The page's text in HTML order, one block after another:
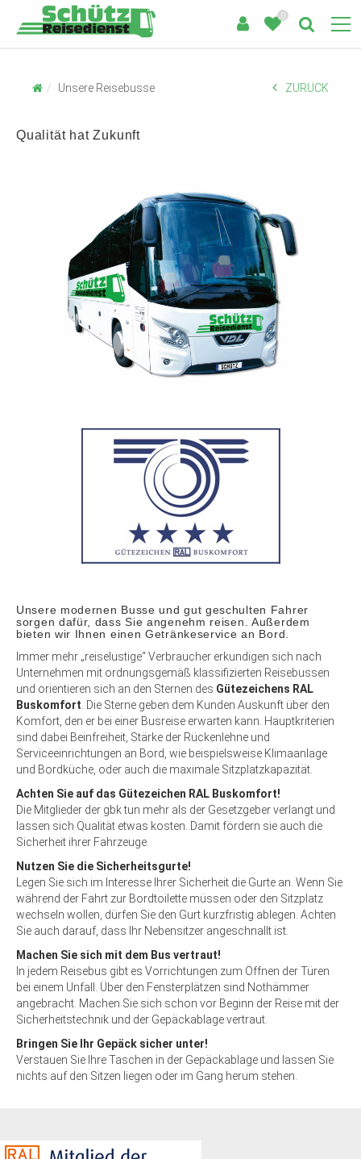
0
Unsere Reisebusse ZURÜCK
Qualität hat Zukunft
Unsere modernen Busse und gut geschulten Fahrer
sorgen dafür, dass Sie angenehm reisen. Außerdem
bieten wir Ihnen einen Getränkeservice an Bord.
Immer mehr „reiselustige“ Verbraucher erkundigen sich nach
Unternehmen mit ordnungsgemäß klassifizierten Reisebussen
und orientieren sich an den Sternen des Gütezeichens RAL
Buskomfort . Die Sterne geben dem Kunden Auskunft über den
Komfort, den er bei einer Busreise erwarten kann. Hauptkriterien
sind dabei Beinfreiheit, Stärke der Rückenlehne und
Serviceeinrichtungen an Bord, wie beispielsweise Klimaanlage
und Bordküche, oder auch die maximale Sitzplatzkapazität.
Achten Sie auf das Gütezeichen RAL Buskomfort!
Die Mitglieder der gbk tun mehr als der Gesetzgeber verlangt und
lassen sich Qualität etwas kosten. Damit fördern sie auch die
Sicherheit ihrer Fahrzeuge.
Nutzen Sie die Sicherheitsgurte!
Legen Sie sich im Interesse Ihrer Sicherheit die Gurte an. Wenn Sie
während der Fahrt zur Bordtoilette müssen oder den Sitzplatz
wechseln wollen, dürfen Sie den Gurt kurzfristig ablegen. Achten
Sie auch darauf, dass Ihr Nebensitzer angeschnallt ist.
Machen Sie sich mit dem Bus vertraut!
In jedem Reisebus gibt es Vorrichtungen zum Öffnen der Türen
bei einem Unfall. Über den Fensterplätzen sind Nothämmer
angebracht. Machen Sie sich schon vor Beginn der Reise mit der
Sicherheitstechnik und der Gepäckablage vertraut.
Bringen Sie Ihr Gepäck sicher unter!
Verstauen Sie Ihre Taschen in der Gepäckablage und lassen Sie
nichts auf den Sitzen liegen oder im Gang herum stehen.